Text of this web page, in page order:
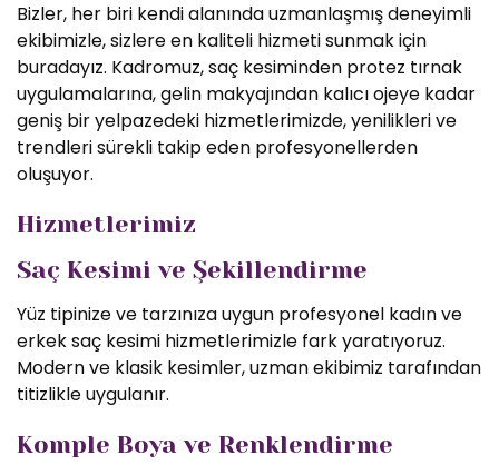
Bizler, her biri kendi alanında uzmanlaşmış deneyimli
ekibimizle, sizlere en kaliteli hizmeti sunmak için
buradayız. Kadromuz, saç kesiminden protez tırnak
uygulamalarına, gelin makyajından kalıcı ojeye kadar
geniş bir yelpazedeki hizmetlerimizde, yenilikleri ve
trendleri sürekli takip eden profesyonellerden
oluşuyor.
Hizmetlerimiz
Saç Kesimi ve Şekillendirme
Yüz tipinize ve tarzınıza uygun profesyonel kadın ve
erkek saç kesimi hizmetlerimizle fark yaratıyoruz.
Modern ve klasik kesimler, uzman ekibimiz tarafından
titizlikle uygulanır.
Komple Boya ve Renklendirme